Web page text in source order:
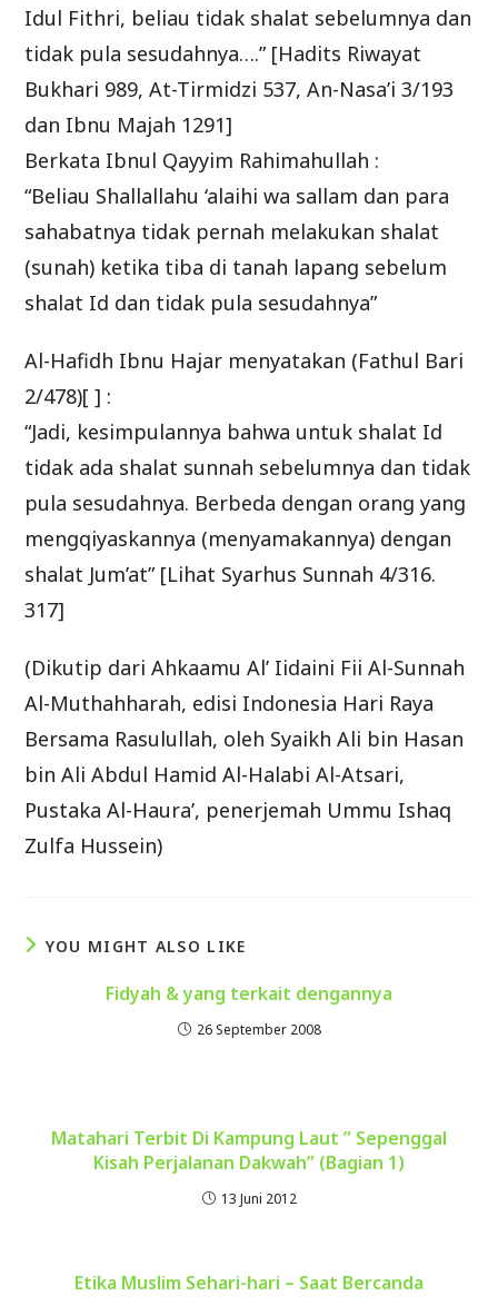
Idul Fithri, beliau tidak shalat sebelumnya dan
tidak pula sesudahnya….” [Hadits Riwayat
Bukhari 989, At-Tirmidzi 537, An-Nasa’i 3/193
dan Ibnu Majah 1291]
Berkata Ibnul Qayyim Rahimahullah :
“Beliau Shallallahu ‘alaihi wa sallam dan para
sahabatnya tidak pernah melakukan shalat
(sunah) ketika tiba di tanah lapang sebelum
shalat Id dan tidak pula sesudahnya”
Al-Hafidh Ibnu Hajar menyatakan (Fathul Bari
2/478)[ ] :
“Jadi, kesimpulannya bahwa untuk shalat Id
tidak ada shalat sunnah sebelumnya dan tidak
pula sesudahnya. Berbeda dengan orang yang
mengqiyaskannya (menyamakannya) dengan
shalat Jum’at” [Lihat Syarhus Sunnah 4/316.
317]
(Dikutip dari Ahkaamu Al’ Iidaini Fii Al-Sunnah
Al-Muthahharah, edisi Indonesia Hari Raya
Bersama Rasulullah, oleh Syaikh Ali bin Hasan
bin Ali Abdul Hamid Al-Halabi Al-Atsari,
Pustaka Al-Haura’, penerjemah Ummu Ishaq
Zulfa Hussein)
YOU MIGHT ALSO LIKE
Fidyah & yang terkait dengannya
26 September 2008
Matahari Terbit Di Kampung Laut ” Sepenggal
Kisah Perjalanan Dakwah” (Bagian 1)
13 Juni 2012
Etika Muslim Sehari-hari – Saat Bercanda